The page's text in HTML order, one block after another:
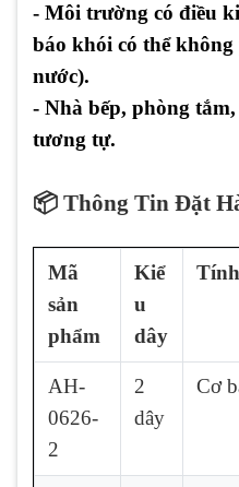
- Môi trường có điều
báo khói có thể
nước).
- Nhà bếp, phòng
tương tự.
📦 Thông Tin Đặt
Mã
sản
phẩm
Kiể
u
dây
AH-
0626-
2
2
dây
Cơ